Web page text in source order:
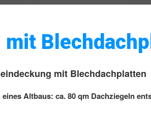
mit
mit Blechdachplatten
Altbaus: ca. 80 qm Dachziegeln